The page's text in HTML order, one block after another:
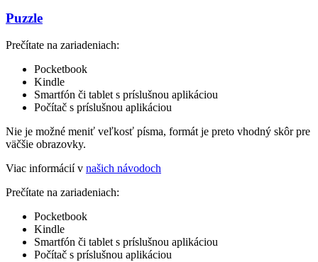
Puzzle
Prečítate na zariadeniach:
Pocketbook
Kindle
Smartfón či tablet s príslušnou aplikáciou
Počítač s príslušnou aplikáciou
Nie je možné meniť veľkosť písma, formát je preto vhodný skôr pre
väčšie obrazovky.
Viac informácií v našich návodoch
Prečítate na zariadeniach:
Pocketbook
Kindle
Smartfón či tablet s príslušnou aplikáciou
Počítač s príslušnou aplikáciou